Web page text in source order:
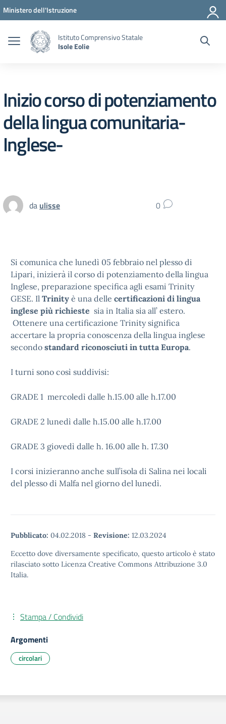
Vai ai contenuti
Vai al menu di navigazione
Vai al footer
Ministero dell'Istruzione
Istituto Comprensivo Statale
Isole Eolie
Inizio corso di potenziamento
della lingua comunitaria-
Inglese-
da ulisse 0
Si comunica che lunedì 05 febbraio nel plesso di
Lipari, inizierà il corso di potenziamento della lingua
Inglese, preparazione specifica agli esami Trinity
GESE. Il Trinity è una delle certificazioni di lingua
inglese più richieste sia in Italia sia all’ estero.
Ottenere una certificazione Trinity significa
accertare la propria conoscenza della lingua inglese
secondo standard riconosciuti in tutta Europa.
I turni sono così suddivisi:
GRADE 1 mercoledì dalle h.15.00 alle h.17.00
GRADE 2 lunedì dalle h.15.00 alle h.17.00
GRADE 3 giovedì dalle h. 16.00 alle h. 17.30
I corsi inizieranno anche sull’isola di Salina nei locali
del plesso di Malfa nel giorno del lunedì.
Pubblicato: 04.02.2018 - Revisione: 12.03.2024
Eccetto dove diversamente specificato, questo articolo è stato
rilasciato sotto Licenza Creative Commons Attribuzione 3.0
Italia.
Stampa / Condividi
Argomenti
circolari